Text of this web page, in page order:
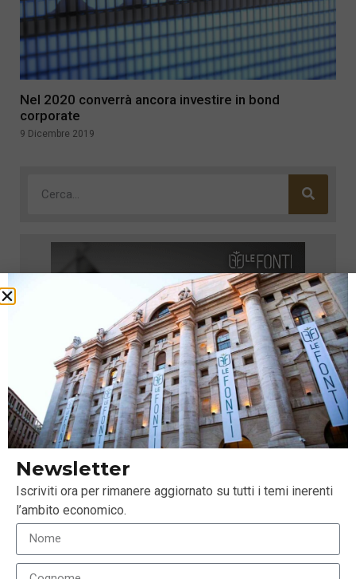
Nel 2020 converrà ancora investire in bond
corporate
9 Dicembre 2019
Newsletter
Iscriviti ora per rimanere aggiornato su tutti i temi inerenti
l’ambito economico.